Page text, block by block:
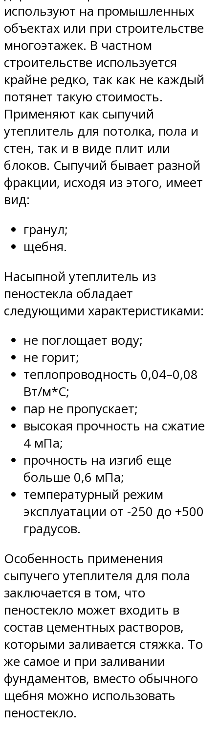
используют на промышленных
объектах или при строительстве
многоэтажек. В частном
строительстве используется
крайне редко, так как не каждый
потянет такую стоимость.
Применяют как сыпучий
утеплитель для потолка, пола и
стен, так и в виде плит или
блоков. Сыпучий бывает разной
фракции, исходя из этого, имеет
вид:
гранул;
щебня.
Насыпной утеплитель из
пеностекла обладает
следующими характеристиками:
не поглощает воду;
не горит;
теплопроводность 0,04–0,08
Вт/м*С;
пар не пропускает;
высокая прочность на сжатие
4 мПа;
прочность на изгиб еще
больше 0,6 мПа;
температурный режим
эксплуатации от -250 до +500
градусов.
Особенность применения
сыпучего утеплителя для пола
заключается в том, что
пеностекло может входить в
состав цементных растворов,
которыми заливается стяжка. То
же самое и при заливании
фундаментов, вместо обычного
щебня можно использовать
пеностекло.